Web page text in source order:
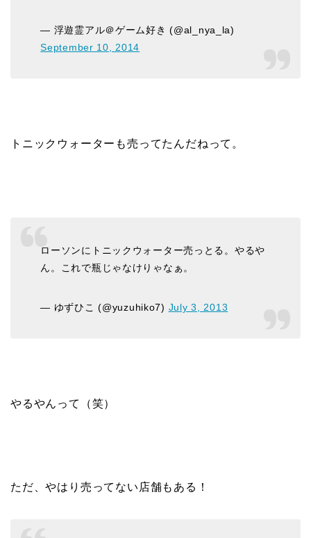
— 浮遊霊アル＠ゲーム好き (@al_nya_la)
September 10, 2014
トニックウォーターも売ってたんだねって。
ローソンにトニックウォーター売っとる。やるや
ん。これで瓶じゃなけりゃなぁ。
— ゆずひこ (@yuzuhiko7) July 3, 2013
やるやんって（笑）
ただ、やはり売ってない店舗もある！